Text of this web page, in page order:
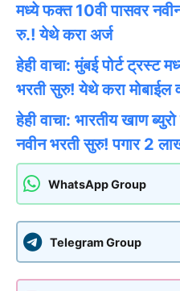
मध्ये फक्त 10वी पासवर
रु.! येथे करा अर्ज
हेही वाचा: मुंबई पोर्ट ट्रस्ट
भरती सुरु! येथे करा मोबाईल
हेही वाचा: भारतीय खाण
नवीन भरती सुरु! पगार 2
WhatsApp Group
Telegram Group